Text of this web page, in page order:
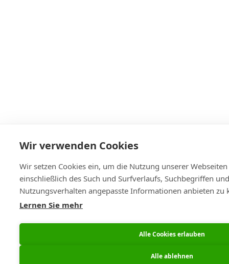
Wir verwenden Cookies
Wir setzen Cookies ein, um die Nutzung unserer
einschließlich des Such und Surfverlaufs, Suchbegriffen
Nutzungsverhalten angepasste Informationen anbieten zu
Lernen Sie mehr
Alle Cookies erlauben
Alle ablehnen